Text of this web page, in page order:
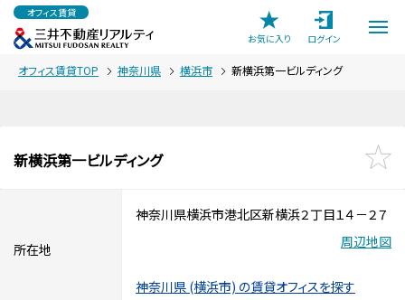
オフィス賃貸
お気に入り
ログイン
オフィス賃貸TOP 神奈川県 横浜市 新横浜第一ビルディング
新横浜第一ビルディング
所在地
神奈川県横浜市港北区新横浜２丁目１４－２７
周辺地図
神奈川県 (横浜市) の賃貸オフィスを探す